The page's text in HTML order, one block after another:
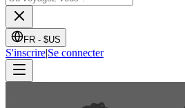
FR - $US
S'inscrire|Se connecter